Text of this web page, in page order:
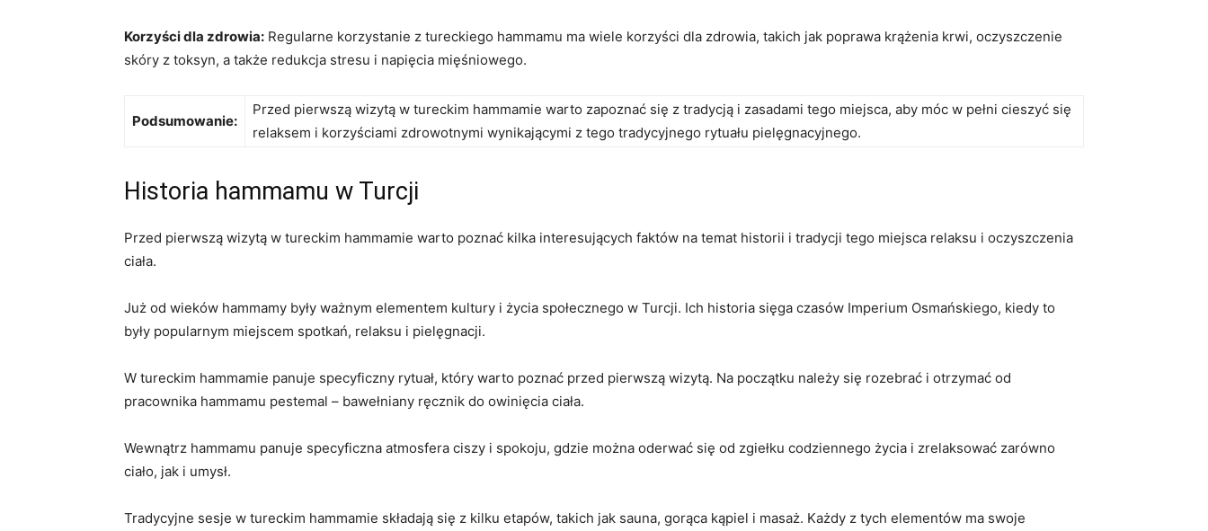
Korzyści dla⁣ zdrowia: Regularne ‍korzystanie z​ tureckiego⁣ hammamu ⁤ma⁤ wiele korzyści dla zdrowia, takich ⁤jak poprawa krążenia krwi, oczyszczenie
skóry z toksyn, a także⁣ redukcja stresu i napięcia mięśniowego.
Podsumowanie:
Przed pierwszą wizytą w‍ tureckim hammamie warto ​zapoznać się z tradycją ‍i zasadami tego‍ miejsca, aby ⁢móc w pełni cieszyć się
relaksem i korzyściami zdrowotnymi​ wynikającymi z tego ⁤tradycyjnego‌ rytuału⁣ pielęgnacyjnego.
Historia⁢ hammamu w Turcji
Przed pierwszą wizytą w⁢ tureckim hammamie​ warto poznać‍ kilka interesujących faktów​ na temat historii i tradycji tego miejsca⁣ relaksu i ​oczyszczenia
ciała.
Już od‍ wieków⁣ hammamy były ważnym elementem kultury i życia społecznego ⁢w⁣ Turcji. Ich historia sięga czasów Imperium‌ Osmańskiego, kiedy to
były popularnym miejscem spotkań,‍ relaksu i​ pielęgnacji.
W tureckim hammamie panuje specyficzny rytuał, który warto poznać przed pierwszą ​wizytą. Na początku należy się rozebrać ⁢i ⁤otrzymać od
‌pracownika ⁤hammamu‌ pestemal – ⁣bawełniany ręcznik do owinięcia ciała.
Wewnątrz hammamu panuje specyficzna atmosfera ciszy i spokoju, gdzie można‍ oderwać się od zgiełku codziennego życia ‌i zrelaksować zarówno
ciało, jak i umysł.
Tradycyjne sesje w tureckim ​hammamie składają się z kilku etapów,⁣ takich jak sauna, gorąca kąpiel ⁣i masaż. Każdy z tych⁣ elementów ma swoje⁤